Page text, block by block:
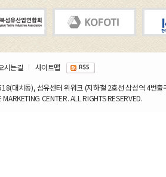
시는길
사이트맵
대치동), 섬유센터 위워크 (지하철 2호선 삼성역 4번
CENTER. ALL RIGHTS RESERVED.